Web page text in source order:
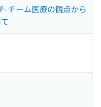
-チーム医療の観点から